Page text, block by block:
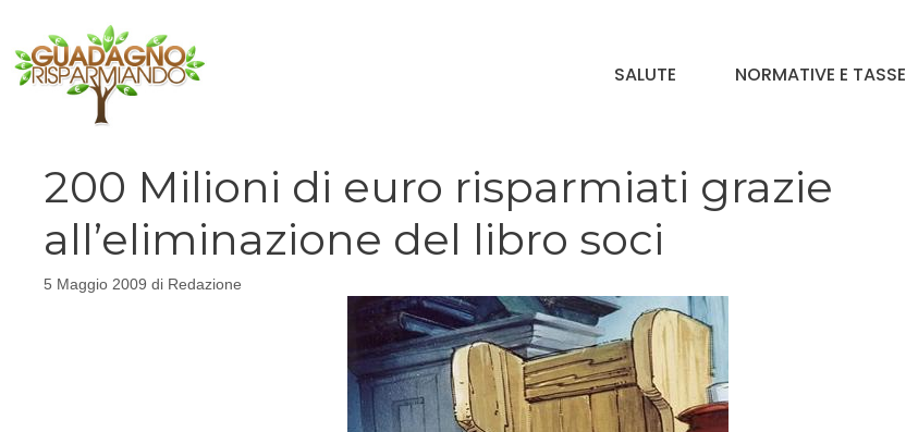
contenuto
SALUTE NORMATIVE E TASSE
200 Milioni di euro risparmiati grazie
all’eliminazione del libro soci
5 Maggio 2009 di Redazione